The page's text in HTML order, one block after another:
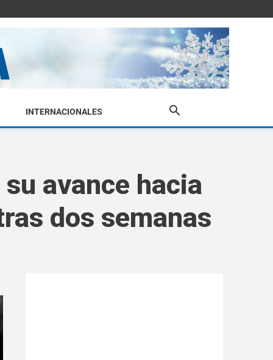
INTERNACIONALES
avance hacia
dos semanas